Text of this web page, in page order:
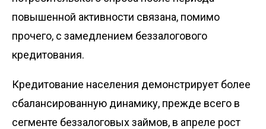
повышенной активности связана, помимо
прочего, с замедлением беззалогового
кредитования.
Кредитование населения демонстрирует более
сбалансированную динамику, прежде всего в
сегменте беззалоговых займов, в апреле рост